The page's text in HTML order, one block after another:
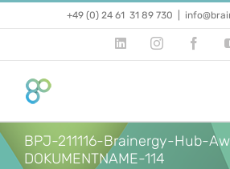
+49 (0) 24 61 31 89 730
LinkedInInstagram
BPJ-211116-Brainergy-Hub-
DOKUMENTNAME-114